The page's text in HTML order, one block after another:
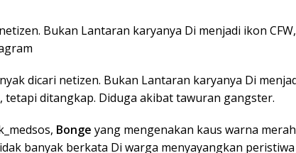
Bukan Lantaran karyanya Di menjadi ikon
dicari netizen. Bukan Lantaran karyanya Di
tetapi ditangkap. Diduga akibat tawuran gangster.
Bonge yang mengenakan kaus warna
banyak berkata Di warga menyayangkan